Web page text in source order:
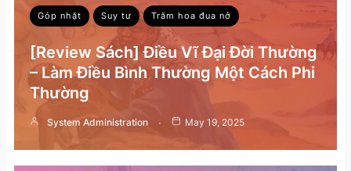
Góp nhặt Suy tư Trăm hoa đua nở
[Review Sách] Điều Vĩ Đại Đời Thường
– Làm Điều Bình Thường Một Cách Phi
Thường
System Administration May 19, 2025